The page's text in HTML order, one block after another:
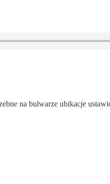
na bulwarze ubikacje